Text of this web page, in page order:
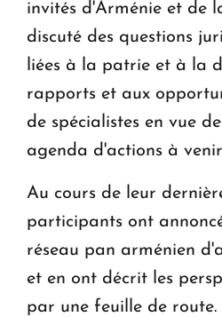
invités d'Arménie et de
discuté des questions
liées à la patrie et à la
rapports et aux
de spécialistes en vue
agenda d'actions à
Au cours de leur
participants ont
réseau pan arménien
et en ont décrit les
par une feuille de route.